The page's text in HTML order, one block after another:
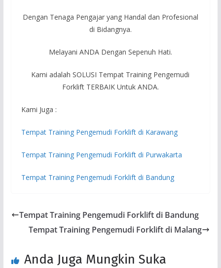
Dengan Tenaga Pengajar yang Handal dan Profesional
di Bidangnya.
Melayani ANDA Dengan Sepenuh Hati.
Kami adalah SOLUSI Tempat Training Pengemudi
Forklift TERBAIK Untuk ANDA.
Kami Juga :
Tempat Training Pengemudi Forklift di Karawang
Tempat Training Pengemudi Forklift di Purwakarta
Tempat Training Pengemudi Forklift di Bandung
Tempat Training Pengemudi Forklift di Bandung
Tempat Training Pengemudi Forklift di Malang
Anda Juga Mungkin Suka